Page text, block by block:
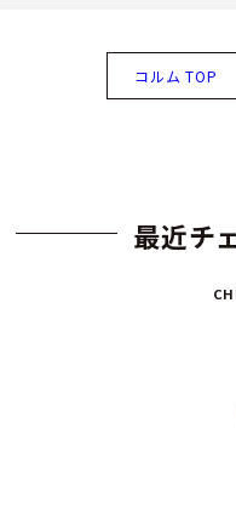
コルム TOP
最近チ